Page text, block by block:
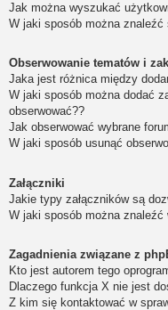
Jak można wyszukać
W jaki sposób można
Obserwowanie tematów i
Jaka jest różnica między
W jaki sposób można dodać
obserwować??
Jak obserwować wybrane
W jaki sposób usunąć
Załączniki
Jakie typy załączników są
W jaki sposób można
Zagadnienia związane z
Kto jest autorem tego
Dlaczego funkcja X nie jest
Z kim się kontaktować w